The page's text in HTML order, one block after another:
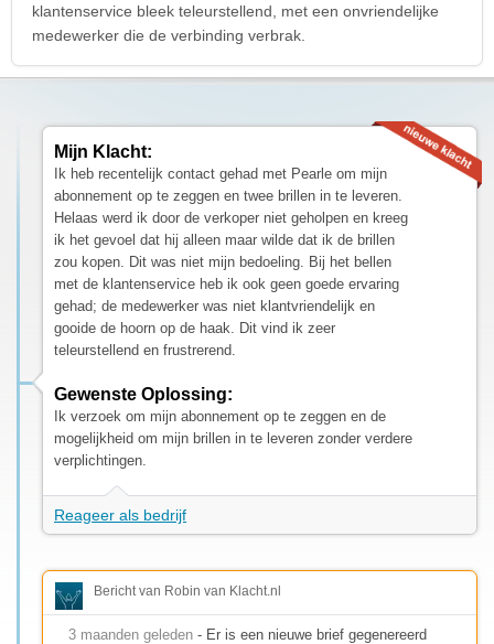
klantenservice bleek teleurstellend, met een onvriendelijke
medewerker die de verbinding verbrak.
Mijn Klacht:
Ik heb recentelijk contact gehad met Pearle om mijn
abonnement op te zeggen en twee brillen in te leveren.
Helaas werd ik door de verkoper niet geholpen en kreeg
ik het gevoel dat hij alleen maar wilde dat ik de brillen
zou kopen. Dit was niet mijn bedoeling. Bij het bellen
met de klantenservice heb ik ook geen goede ervaring
gehad; de medewerker was niet klantvriendelijk en
gooide de hoorn op de haak. Dit vind ik zeer
teleurstellend en frustrerend.
Gewenste Oplossing:
Ik verzoek om mijn abonnement op te zeggen en de
mogelijkheid om mijn brillen in te leveren zonder verdere
verplichtingen.
Reageer als bedrijf
Bericht van Robin van Klacht.nl
3 maanden geleden - Er is een nieuwe brief gegenereerd